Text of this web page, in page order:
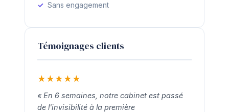
Sans engagement
Témoignages clients
★ ★ ★ ★ ★
« En 6 semaines, notre cabinet est passé
de l'invisibilité à la première